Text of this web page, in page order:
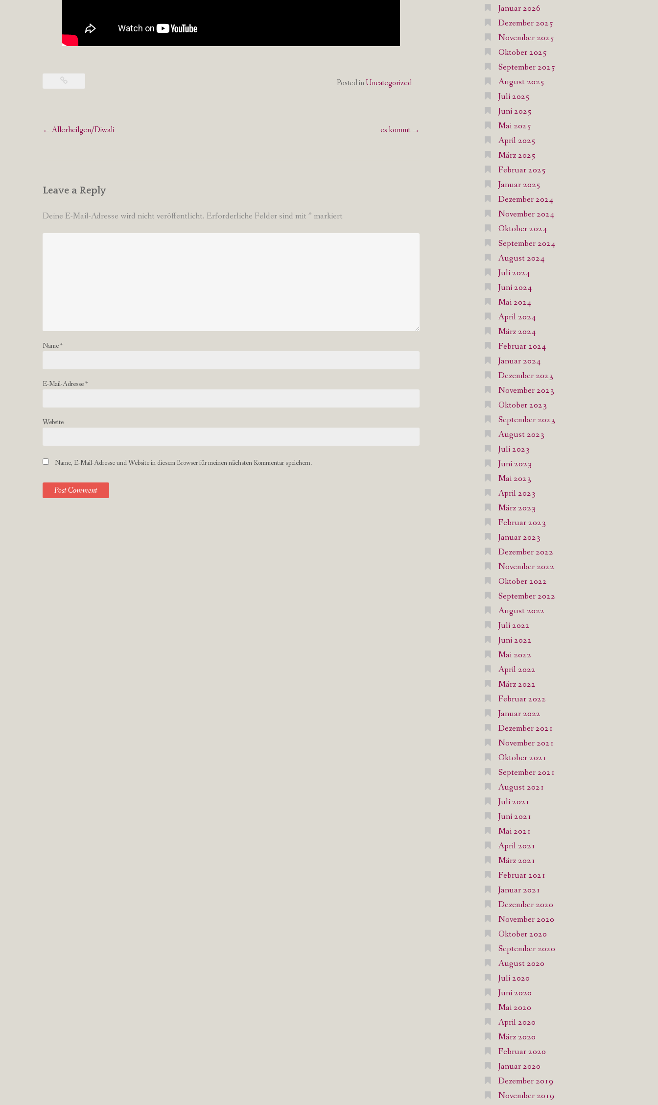
Posted inUncategorized
Post
← Allerheilgen/Diwali es kommt →
Leave a Reply
Deine E-Mail-Adresse wird nicht veröffentlicht. Erforderliche Felder sind mit * markiert
Name*
E-Mail-Adresse*
Website
Name, E-Mail-Adresse und Website in diesem Browser für meinen nächsten Kommentar speichern.
Januar 2026
Dezember 2025
November 2025
Oktober 2025
September 2025
August 2025
Juli 2025
Juni 2025
Mai 2025
April 2025
März 2025
Februar 2025
Januar 2025
Dezember 2024
November 2024
Oktober 2024
September 2024
August 2024
Juli 2024
Juni 2024
Mai 2024
April 2024
März 2024
Februar 2024
Januar 2024
Dezember 2023
November 2023
Oktober 2023
September 2023
August 2023
Juli 2023
Juni 2023
Mai 2023
April 2023
März 2023
Februar 2023
Januar 2023
Dezember 2022
November 2022
Oktober 2022
September 2022
August 2022
Juli 2022
Juni 2022
Mai 2022
April 2022
März 2022
Februar 2022
Januar 2022
Dezember 2021
November 2021
Oktober 2021
September 2021
August 2021
Juli 2021
Juni 2021
Mai 2021
April 2021
März 2021
Februar 2021
Januar 2021
Dezember 2020
November 2020
Oktober 2020
September 2020
August 2020
Juli 2020
Juni 2020
Mai 2020
April 2020
März 2020
Februar 2020
Januar 2020
Dezember 2019
November 2019